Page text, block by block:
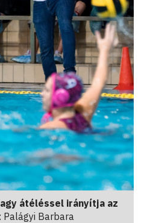
átéléssel irányítja az
Palágyi Barbara